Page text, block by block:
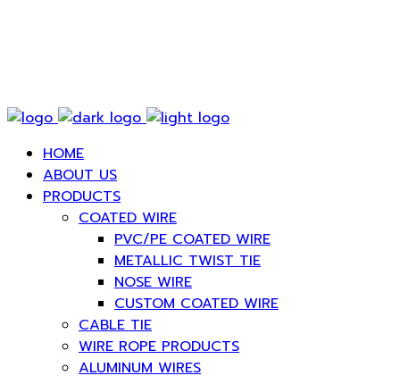
HOME
ABOUT US
PRODUCTS
COATED WIRE
PVC/PE COATED WIRE
METALLIC TWIST TIE
NOSE WIRE
CUSTOM COATED WIRE
CABLE TIE
WIRE ROPE PRODUCTS
ALUMINUM WIRES